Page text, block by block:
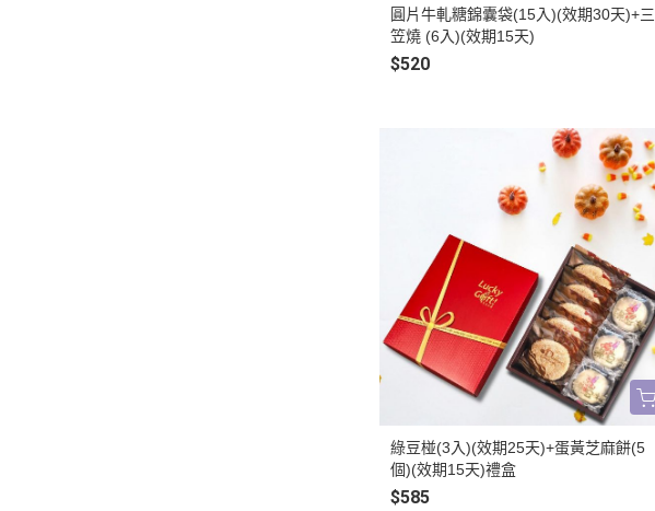
圓片牛軋糖錦囊袋(15入)(效期30天)+三
笠燒 (6入)(效期15天)
$520
綠豆椪(3入)(效期25天)+蛋黃芝麻餅(5
個)(效期15天)禮盒
$585